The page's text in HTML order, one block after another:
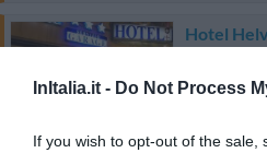
InItalia.it - Do Not Process
If you wish to opt-out of the sale,
Hotel
870 m